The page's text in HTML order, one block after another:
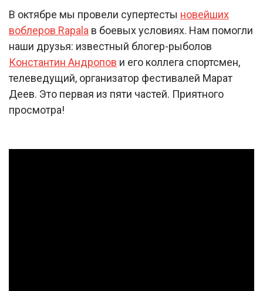
В октябре мы провели супертесты новейших
воблеров Rapala в боевых условиях. Нам помогли
наши друзья: известный блогер-рыболов
Константин Андропов и его коллега спортсмен,
телеведущий, организатор фестивалей Марат
Деев. Это первая из пяти частей. Приятного
просмотра!